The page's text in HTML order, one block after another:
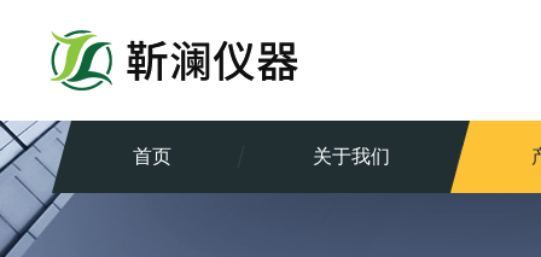
首页 关于我们